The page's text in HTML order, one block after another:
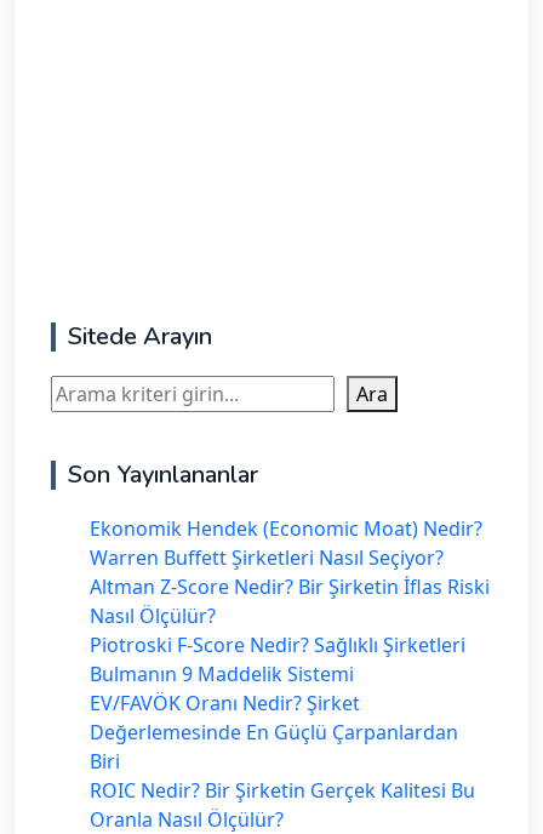
Sitede Arayın
Ara Ara
Son Yayınlananlar
Ekonomik Hendek (Economic Moat) Nedir?
Warren Buffett Şirketleri Nasıl Seçiyor?
Altman Z-Score Nedir? Bir Şirketin İflas Riski
Nasıl Ölçülür?
Piotroski F-Score Nedir? Sağlıklı Şirketleri
Bulmanın 9 Maddelik Sistemi
EV/FAVÖK Oranı Nedir? Şirket
Değerlemesinde En Güçlü Çarpanlardan
Biri
ROIC Nedir? Bir Şirketin Gerçek Kalitesi Bu
Oranla Nasıl Ölçülür?